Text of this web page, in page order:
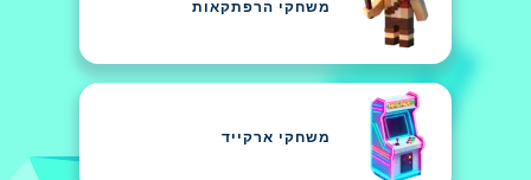
משחקי הרפתקאות
משחקי ארקייד